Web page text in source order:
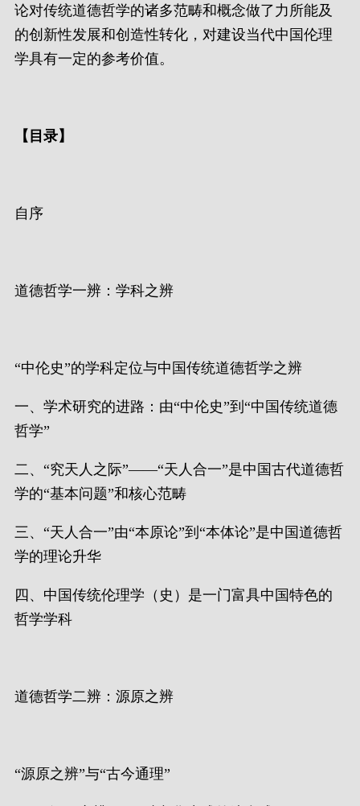
论对传统道德哲学的诸多范畴和概念做了力所能及
的创新性发展和创造性转化，对建设当代中国伦理
学具有一定的参考价值。
【 目录】
自序
道德哲学一辨：学科之辨
“中伦史”的学科定位与中国传统道德哲学之辨
一、学术研究的进路：由“中伦史”到“中国传统道德
哲学”
二、“究天人之际”——“天人合一”是中国古代道德哲
学的“基本问题”和核心范畴
三、“天人合一”由“本原论”到“本体论”是中国道德哲
学的理论升华
四、中国传统伦理学（史）是一门富具中国特色的
哲学学科
道德哲学二辨：源原之辨
“源原之辨”与“古今通理”